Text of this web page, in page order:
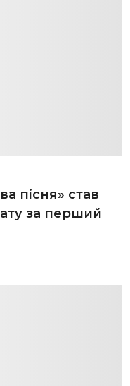
пісня» став
за перший